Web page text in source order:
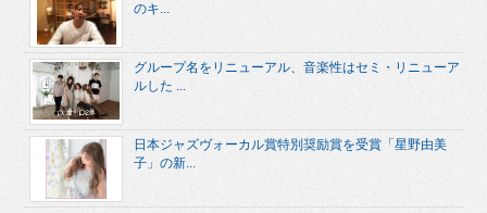
のキ...
グループ名をリニューアル、音楽性はセミ・リニューア
ルした ...
日本ジャズヴォーカル賞特別奨励賞を受賞「星野由美
子」の新...